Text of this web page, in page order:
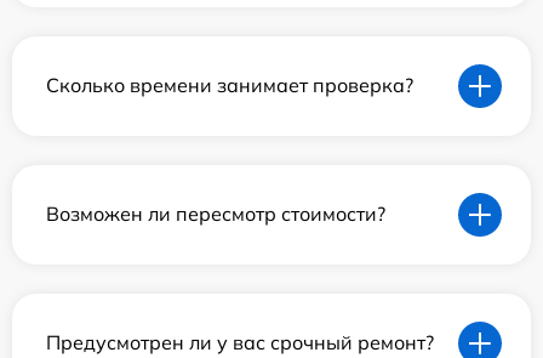
Сколько времени занимает проверка?
Возможен ли пересмотр стоимости?
Предусмотрен ли у вас срочный ремонт?